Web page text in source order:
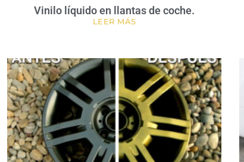
Vinilo líquido en llantas de coche.
LEER MÁS